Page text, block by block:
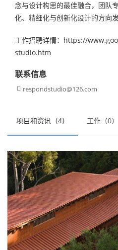
项目和资讯（4） 工作（0）
念与设计构思的最佳融合，团队
化、精细化与创新化设计的方向发
工作招聘详情：https://
studio.htm
联系信息
 respondstudio@126.com